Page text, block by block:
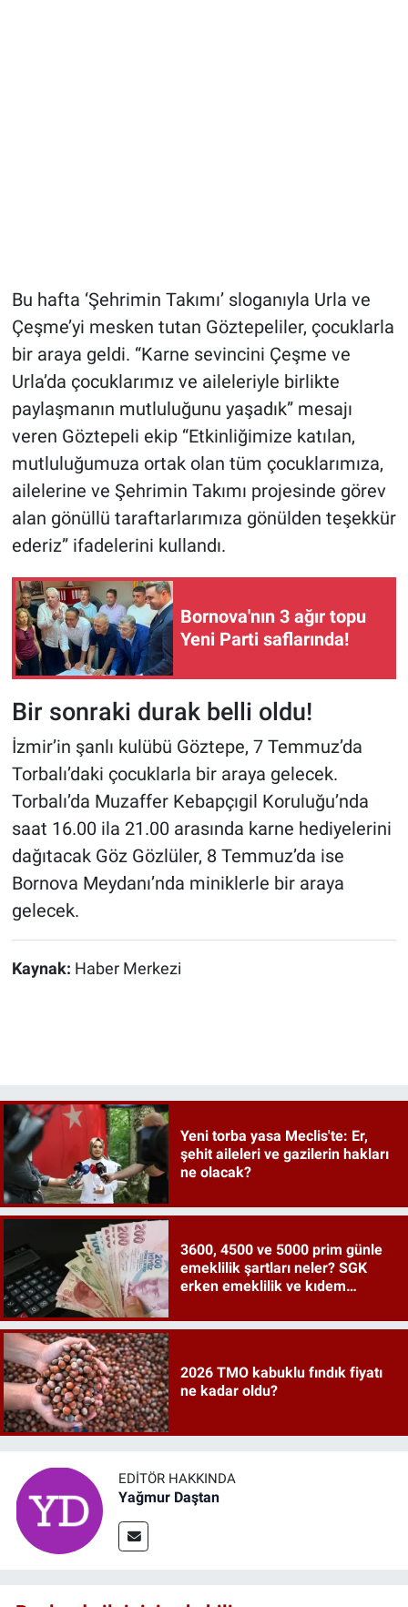
Bu hafta ‘Şehrimin Takımı’ sloganıyla Urla ve
Çeşme’yi mesken tutan Göztepeliler, çocuklarla
bir araya geldi. “Karne sevincini Çeşme ve
Urla’da çocuklarımız ve aileleriyle birlikte
paylaşmanın mutluluğunu yaşadık” mesajı
veren Göztepeli ekip “Etkinliğimize katılan,
mutluluğumuza ortak olan tüm çocuklarımıza,
ailelerine ve Şehrimin Takımı projesinde görev
alan gönüllü taraftarlarımıza gönülden teşekkür
ederiz” ifadelerini kullandı.
Bornova'nın 3 ağır topu
Yeni Parti saflarında!
Bir sonraki durak belli oldu!
İzmir’in şanlı kulübü Göztepe, 7 Temmuz’da
Torbalı’daki çocuklarla bir araya gelecek.
Torbalı’da Muzaffer Kebapçıgil Koruluğu’nda
saat 16.00 ila 21.00 arasında karne hediyelerini
dağıtacak Göz Gözlüler, 8 Temmuz’da ise
Bornova Meydanı’nda miniklerle bir araya
gelecek.
Kaynak: Haber Merkezi
Yeni torba yasa Meclis'te: Er,
şehit aileleri ve gazilerin hakları
ne olacak?
3600, 4500 ve 5000 prim günle
emeklilik şartları neler? SGK
erken emeklilik ve kıdem
2026 TMO kabuklu fındık fiyatı
ne kadar oldu?
EDITÖR HAKKINDA
Yağmur Daştan